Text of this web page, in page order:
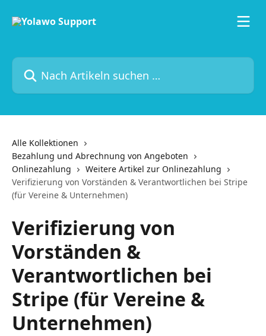
Nach Artikeln suchen …
Alle Kollektionen
Bezahlung und Abrechnung von Angeboten
Onlinezahlung
Weitere Artikel zur Onlinezahlung
Verifizierung von Vorständen & Verantwortlichen bei Stripe
(für Vereine & Unternehmen)
Verifizierung von
Vorständen &
Verantwortlichen bei
Stripe (für Vereine &
Unternehmen)